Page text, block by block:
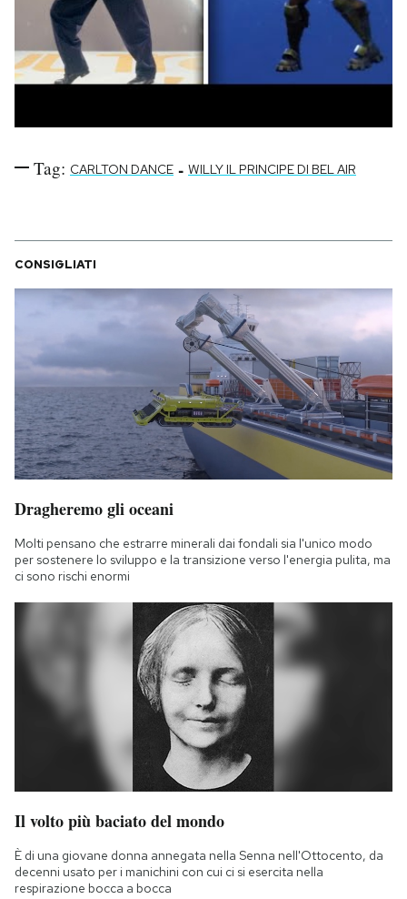
Tag: CARLTON DANCE - WILLY IL PRINCIPE DI BEL AIR
CONSIGLIATI
Dragheremo gli oceani
Molti pensano che estrarre minerali dai fondali sia l'unico modo
per sostenere lo sviluppo e la transizione verso l'energia pulita, ma
ci sono rischi enormi
Il volto più baciato del mondo
È di una giovane donna annegata nella Senna nell'Ottocento, da
decenni usato per i manichini con cui ci si esercita nella
respirazione bocca a bocca